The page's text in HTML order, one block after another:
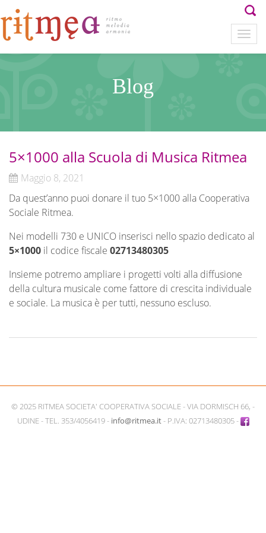
Blog
5×1000 alla Scuola di Musica Ritmea
Maggio 8, 2021
Da quest’anno puoi donare il tuo 5×1000 alla Cooperativa
Sociale Ritmea.
Nei modelli 730 e UNICO inserisci nello spazio dedicato al
5×1000 il codice fiscale 02713480305
Insieme potremo ampliare i progetti volti alla diffusione
della cultura musicale come fattore di crescita individuale
e sociale. La musica è per tutti, nessuno escluso.
© 2025 RITMEA SOCIETA' COOPERATIVA SOCIALE - VIA DORMISCH 66, -
UDINE - TEL. 353/4056419 - info@ritmea.it- P.IVA: 02713480305 -